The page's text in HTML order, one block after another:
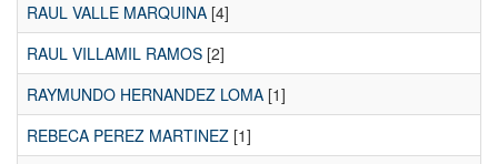
RAUL VALLE MARQUINA [4]
RAUL VILLAMIL RAMOS [2]
RAYMUNDO HERNANDEZ LOMA [1]
REBECA PEREZ MARTINEZ [1]